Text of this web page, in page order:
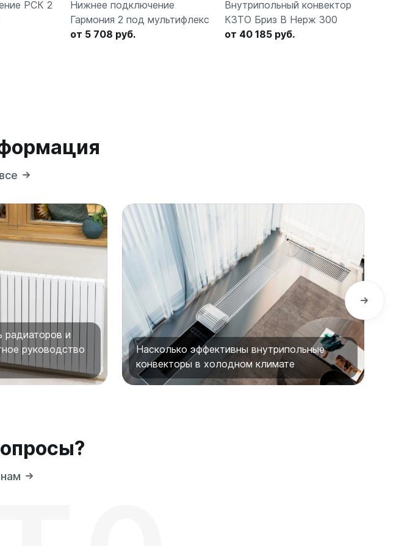
РСК 2
Нижнее подключение
Гармония 2 под мультифлекс
от 5 708 руб.
Внутрипольный конвектор
КЗТО Бриз В Нерж 300
от 40 185 руб.
радиаторов и
руководство
Насколько эффективны внутрипольные
конвекторы в холодном климате